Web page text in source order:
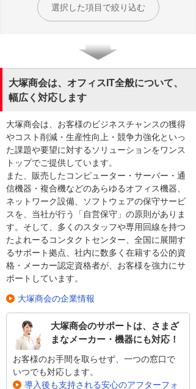
選択した項目で絞り込む
大塚商会は、オフィスIT全般について、
幅広く対応します
大塚商会は、お客様のビジネスチャンスの獲得
やコスト削減・生産性向上・競争力強化といっ
た課題や要望に対するソリューションをワンス
トップでご提供しています。
また、販売したコンピューター・サーバー・通
信機器・複合機などのあらゆるオフィス機器、
ネットワーク設備、ソフトウェアの保守サービ
スを、当社が行う「自営保守」の原則がありま
す。そして、多くのスタッフや専用回線を持つ
たよれーるコンタクトセンター、全国に展開す
るサポート拠点、社内に数多く在籍する公的資
格・メーカー認定資格者が、お客様を強力にサ
ポートしています。
大塚商会の企業情報
大塚商会のサポートは、さまざ
まなメーカー・機器にも対応！
お客様のお手間を取らせず、一つの窓口で
いつでも対応します。
導入後も支持される安心のアフターフォ